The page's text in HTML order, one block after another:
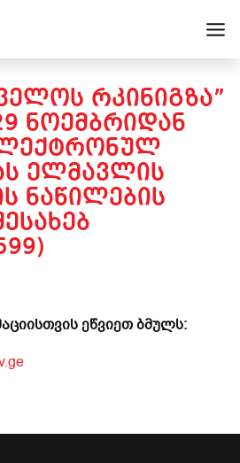
ᲠᲙᲘᲜᲘᲒᲖᲐ”
ᲜᲝᲔᲛᲑᲠᲘᲓᲐᲜ
ᲔᲚᲛᲐᲕᲚᲘᲡ
ᲜᲐᲬᲘᲚᲔᲑᲘᲡ
ეწვიეთ ბმულს: